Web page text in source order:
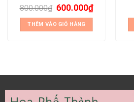
800.000₫ 600.000₫
THÊM VÀO GIỎ HÀNG